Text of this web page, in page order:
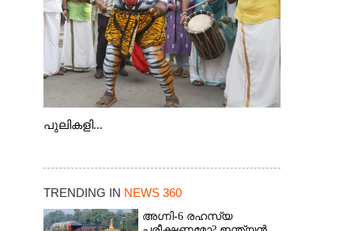
പുലികളി...
TRENDING IN NEWS 360
അഗ്നി-6 രഹസ്യ